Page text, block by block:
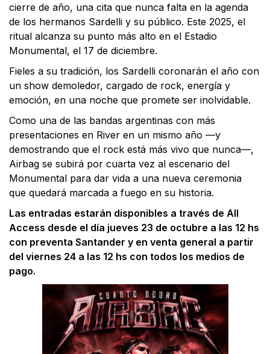
cierre de año, una cita que nunca falta en la agenda
de los hermanos Sardelli y su público. Este 2025, el
ritual alcanza su punto más alto en el Estadio
Monumental, el 17 de diciembre.
Fieles a su tradición, los Sardelli coronarán el año con
un show demoledor, cargado de rock, energía y
emoción, en una noche que promete ser inolvidable.
Como una de las bandas argentinas con más
presentaciones en River en un mismo año —y
demostrando que el rock está más vivo que nunca—,
Airbag se subirá por cuarta vez al escenario del
Monumental para dar vida a una nueva ceremonia
que quedará marcada a fuego en su historia.
Las entradas estarán disponibles a través de All
Access desde el día jueves 23 de octubre a las 12 hs
con preventa Santander y en venta general a partir
del viernes 24 a las 12 hs con todos los medios de
pago.